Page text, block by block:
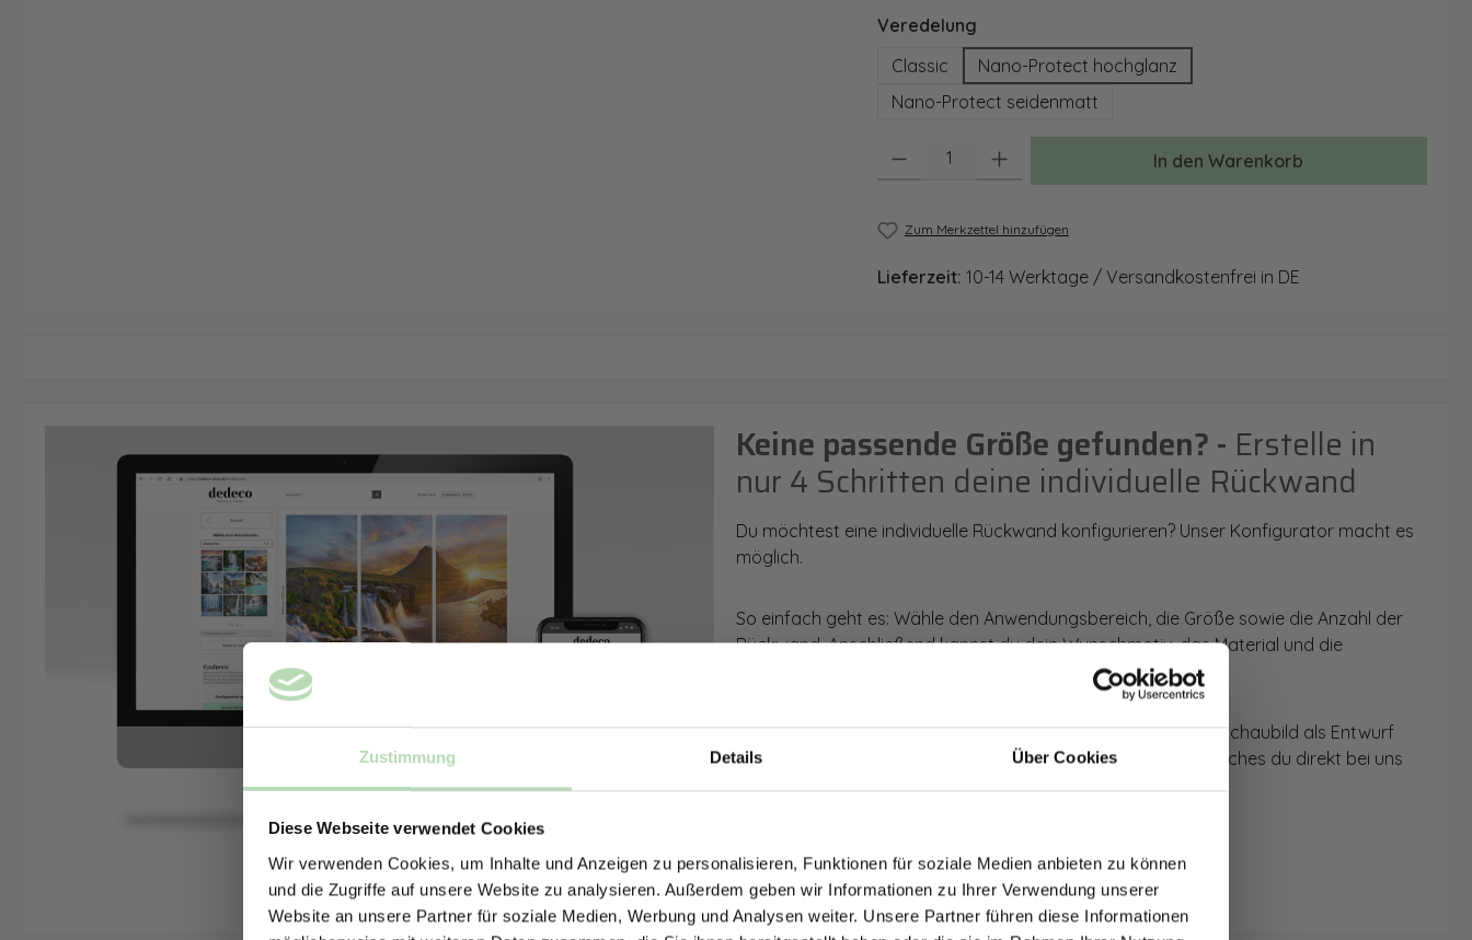
Zustimmung Details Über Cookies
Diese Webseite verwendet Cookies
Wir verwenden Cookies, um Inhalte und Anzeigen zu personalisieren, Funktionen für soziale Medien anbieten zu können
und die Zugriffe auf unsere Website zu analysieren. Außerdem geben wir Informationen zu Ihrer Verwendung unserer
Website an unsere Partner für soziale Medien, Werbung und Analysen weiter. Unsere Partner führen diese Informationen
Veredelungauswählen
Classic
Nano-Protect hochglanz
Nano-Protect seidenmatt
Produkt Anzahl: Gib den gewünschten Wert ein oder benutze die Schaltflächen
In den Warenkorb
Zum Merkzettel hinzufügen
Lieferzeit: 10-14 Werktage / Versandkostenfrei in DE
Keine passende Größe gefunden? - Erstelle in
nur 4 Schritten deine individuelle Rückwand
Du möchtest eine individuelle Rückwand konfigurieren? Unser Konfigurator macht es
möglich.
So einfach geht es: Wähle den Anwendungsbereich, die Größe sowie die Anzahl der
Rückwand. Anschließend kannst du dein Wunschmotiv, das Material und die
Mithilfe unseres Konfigurators werden dir die Rückwände im Schaubild als Entwurf
dargestellt. Parallel erhältst du dein individuelles Angebot, welches du direkt bei uns
bestellen kannst.
Zum Konfigurator
Jetzt zum Newsletter anmelden.